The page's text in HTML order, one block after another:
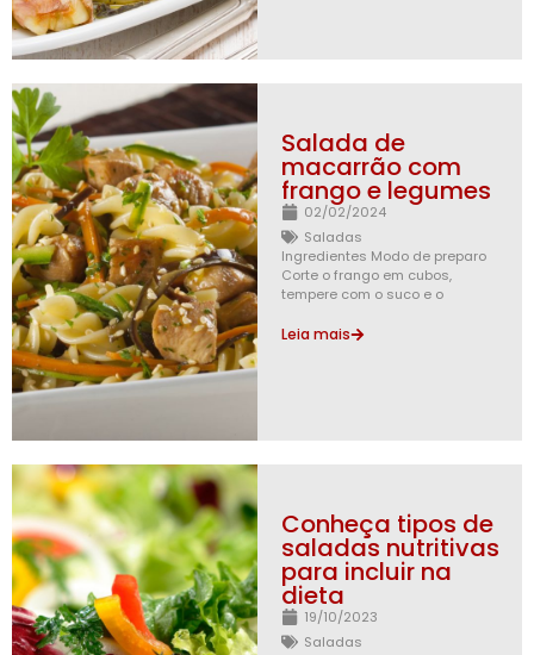
Salada de
macarrão com
frango e legumes
02/02/2024
Saladas
Ingredientes Modo de preparo
Corte o frango em cubos,
tempere com o suco e o
Leia mais
Conheça tipos de
saladas nutritivas
para incluir na
dieta
19/10/2023
Saladas